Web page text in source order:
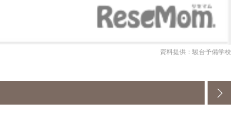
資料提供：駿台予備学校